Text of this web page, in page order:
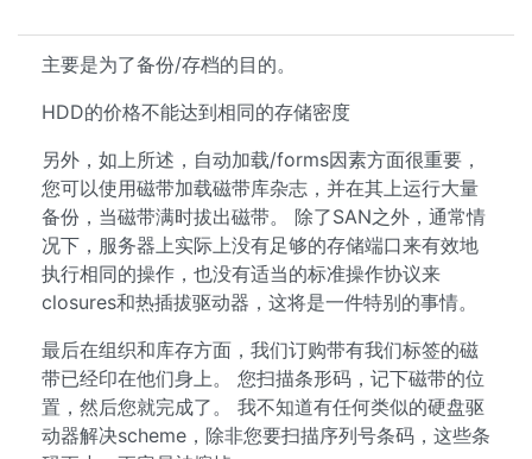
主要是为了备份/存档的目的。
HDD的价格不能达到相同的存储密度
另外，如上所述，自动加载/forms因素方面很重要，
您可以使用磁带加载磁带库杂志，并在其上运行大量
备份，当磁带满时拔出磁带。 除了SAN之外，通常情
况下，服务器上实际上没有足够的存储端口来有效地
执行相同的操作，也没有适当的标准操作协议来
closures和热插拔驱动器，这将是一件特别的事情。
最后在组织和库存方面，我们订购带有我们标签的磁
带已经印在他们身上。 您扫描条形码，记下磁带的位
置，然后您就完成了。 我不知道有任何类似的硬盘驱
动器解决scheme，除非您要扫描序列号条码，这些条